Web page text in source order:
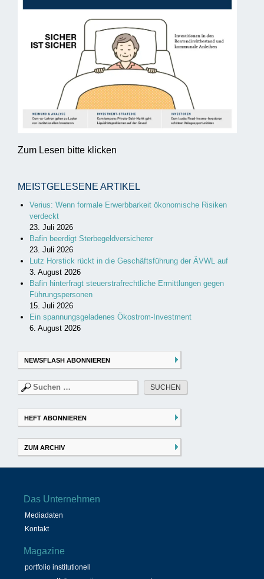
Zum Lesen bitte klicken
MEISTGELESENE ARTIKEL
Verius: Wenn formale Erwerbbarkeit ökonomische Risiken
verdeckt
23. Juli 2026
Bafin beerdigt Sterbegeldversicherer
23. Juli 2026
Lutz Horstick rückt in die Geschäftsführung der ÄVWL auf
3. August 2026
Bafin hinterfragt steuerstrafrechtliche Ermittlungen gegen
Führungspersonen
15. Juli 2026
Ein spannungsgeladenes Ökostrom-Investment
6. August 2026
NEWSFLASH ABONNIEREN
Suchen
nach:
HEFT ABONNIEREN
ZUM ARCHIV
Das Unternehmen
Mediadaten
Kontakt
Magazine
portfolio institutionell